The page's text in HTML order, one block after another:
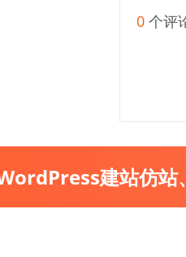
0 个评
建站仿站